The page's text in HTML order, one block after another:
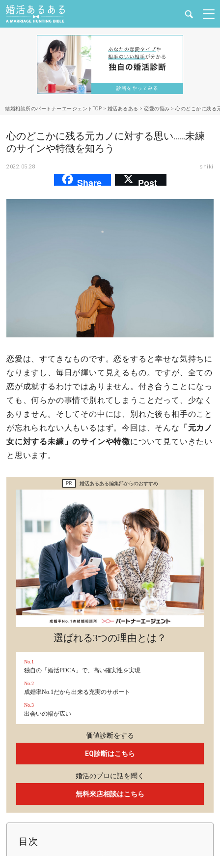
婚活と結婚
恋愛の悩み
合コン・街コン
マッチングアプリ
ファッション・美容
グルメ
趣味・旅行
心の処方箋
カルチャー・トレンド・芸能
驚き
結婚相談所のパートナーエージェントTOP > 婚活あるある > 恋愛の悩み > 心のどこかに残る
心のどこかに残る元カノに対する思い……未練
のサインや特徴を知ろう
2022.05.28 shiki
Share Post
恋愛は、すてきなものです。恋をすると幸せな気持ちに
なりますし、毎日が輝いて見えるもの。ですが、全ての
恋が成就するわけではありません。付き合うことになっ
ても、何らかの事情で別れてしまうことだって、少なく
ありません。そしてその中には、別れた後も相手のこと
が忘れられない人もいるはず。今回は、そんな 「元カノ
女に対する未練」のサインや特徴について見ていきたい
と思います。
PR 婚活あるある編集部からのおすすめ
選ばれる3つの理由とは？
No.1
独自の「婚活PDCA」で、高い確実性を実現
No.2
成婚率No.1だから出来る充実のサポート
No.3
出会いの幅が広い
価値診断をする
EQ診断はこちら
婚活のプロに話を聞く
無料来店相談はこちら
目次